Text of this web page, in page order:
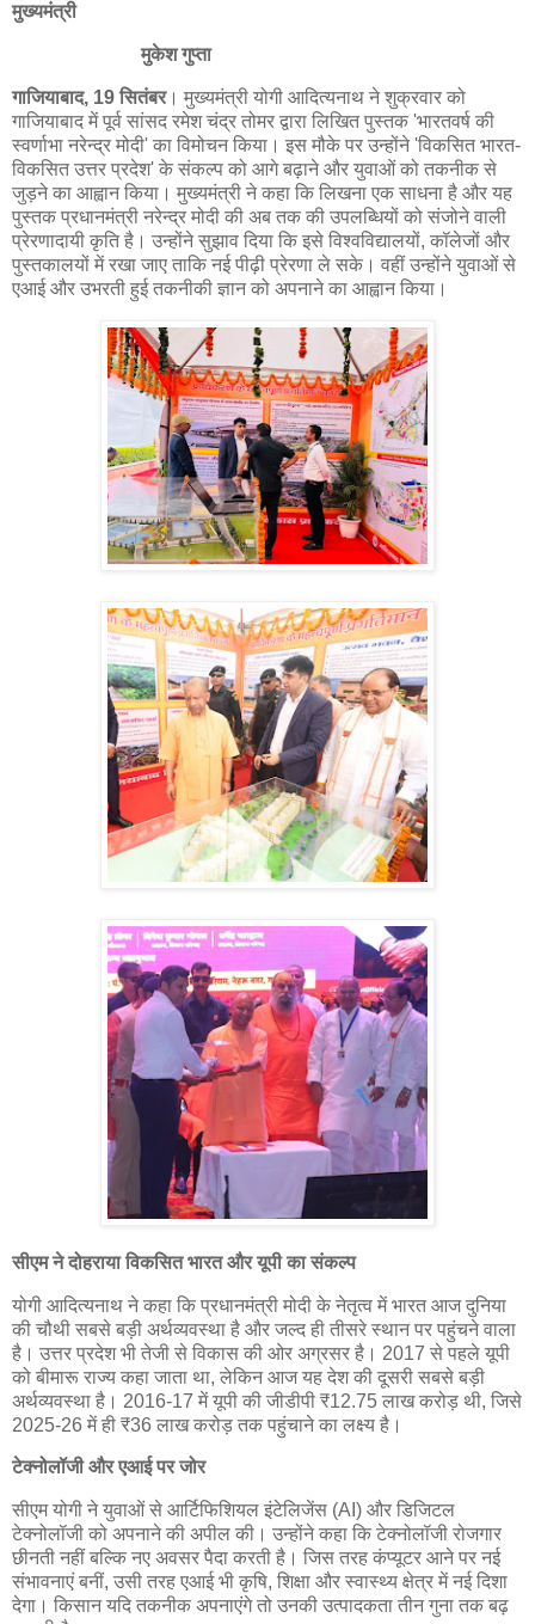
मुख्यमंत्री
मुकेश गुप्ता
गाजियाबाद, 19 सितंबर। मुख्यमंत्री योगी आदित्यनाथ ने शुक्रवार को
गाजियाबाद में पूर्व सांसद रमेश चंद्र तोमर द्वारा लिखित पुस्तक 'भारतवर्ष की
स्वर्णाभा नरेन्द्र मोदी' का विमोचन किया। इस मौके पर उन्होंने 'विकसित भारत-
विकसित उत्तर प्रदेश' के संकल्प को आगे बढ़ाने और युवाओं को तकनीक से
जुड़ने का आह्वान किया। मुख्यमंत्री ने कहा कि लिखना एक साधना है और यह
पुस्तक प्रधानमंत्री नरेन्द्र मोदी की अब तक की उपलब्धियों को संजोने वाली
प्रेरणादायी कृति है। उन्होंने सुझाव दिया कि इसे विश्वविद्यालयों, कॉलेजों और
पुस्तकालयों में रखा जाए ताकि नई पीढ़ी प्रेरणा ले सके। वहीं उन्होंने युवाओं से
एआई और उभरती हुई तकनीकी ज्ञान को अपनाने का आह्वान किया।
सीएम ने दोहराया विकसित भारत और यूपी का संकल्प
योगी आदित्यनाथ ने कहा कि प्रधानमंत्री मोदी के नेतृत्व में भारत आज दुनिया
की चौथी सबसे बड़ी अर्थव्यवस्था है और जल्द ही तीसरे स्थान पर पहुंचने वाला
है। उत्तर प्रदेश भी तेजी से विकास की ओर अग्रसर है। 2017 से पहले यूपी
को बीमारू राज्य कहा जाता था, लेकिन आज यह देश की दूसरी सबसे बड़ी
अर्थव्यवस्था है। 2016-17 में यूपी की जीडीपी ₹12.75 लाख करोड़ थी, जिसे
2025-26 में ही ₹36 लाख करोड़ तक पहुंचाने का लक्ष्य है।
टेक्नोलॉजी और एआई पर जोर
सीएम योगी ने युवाओं से आर्टिफिशियल इंटेलिजेंस (AI) और डिजिटल
टेक्नोलॉजी को अपनाने की अपील की। उन्होंने कहा कि टेक्नोलॉजी रोजगार
छीनती नहीं बल्कि नए अवसर पैदा करती है। जिस तरह कंप्यूटर आने पर नई
संभावनाएं बनीं, उसी तरह एआई भी कृषि, शिक्षा और स्वास्थ्य क्षेत्र में नई दिशा
देगा। किसान यदि तकनीक अपनाएंगे तो उनकी उत्पादकता तीन गुना तक बढ़